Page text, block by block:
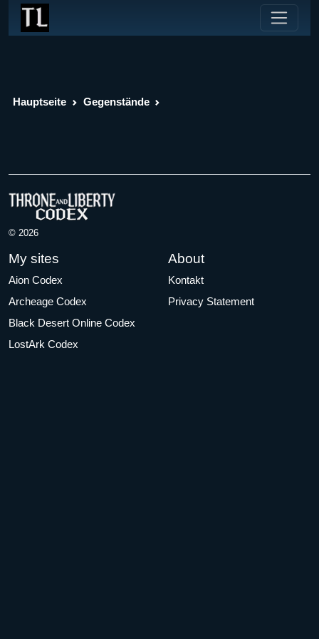
Hauptseite Gegenstände
© 2026
My sites
Aion Codex
Archeage Codex
Black Desert Online Codex
LostArk Codex
About
Kontakt
Privacy Statement